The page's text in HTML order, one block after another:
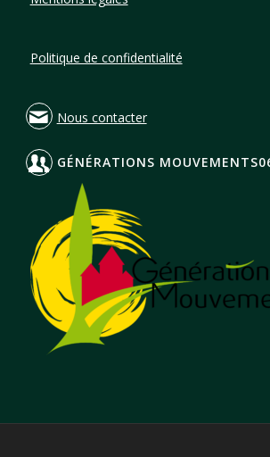
Politique de confidentialité
Nous contacter
GÉNÉRATIONS